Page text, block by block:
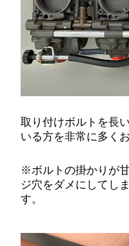
取り付けボルトを長
いる方を非常に多く
※ボルトの掛かりが
ジ穴をダメにしてし
す。